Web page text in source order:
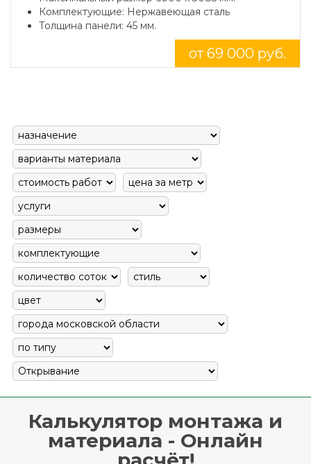
Комплектующие: Нержавеющая сталь
Толщина панели: 45 мм.
от 69 000 руб.
Калькулятор монтажа и
материала - Онлайн